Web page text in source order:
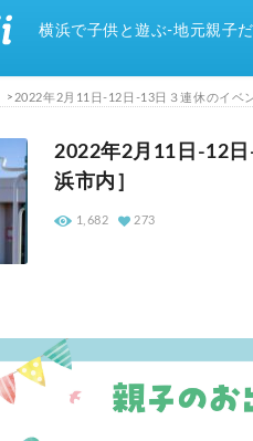
横浜で子供と遊ぶ-地元親子
2022年2月11日-12日-13日３連休のイベ
2022年2月11日-12
浜市内］
1,682 273